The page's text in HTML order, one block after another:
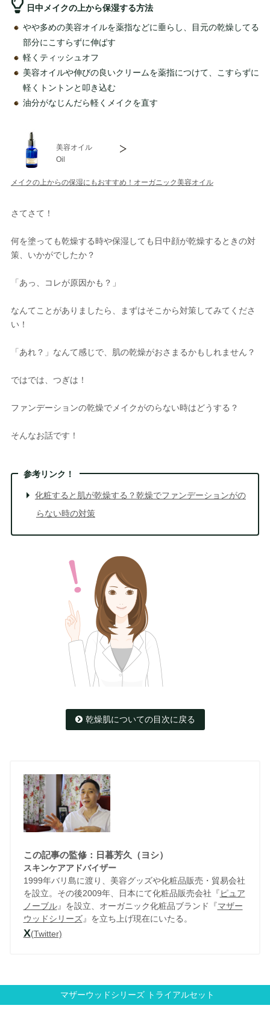
日中メイクの上から保湿する方法
やや多めの美容オイルを薬指などに垂らし、目元の乾燥してる
部分にこすらずに伸ばす
軽くティッシュオフ
美容オイルや伸びの良いクリームを薬指につけて、こすらずに
軽くトントンと叩き込む
油分がなじんだら軽くメイクを直す
美容オイル
Oil
メイクの上からの保湿にもおすすめ！オーガニック美容オイル
さてさて！
何を塗っても乾燥する時や保湿しても日中顔が乾燥するときの対
策、いかがでしたか？
「あっ、コレが原因かも？」
なんてことがありましたら、まずはそこから対策してみてくださ
い！
「あれ？」なんて感じで、肌の乾燥がおさまるかもしれません？
ではでは、つぎは！
ファンデーションの乾燥でメイクがのらない時はどうする？
そんなお話です！
参考リンク！
化粧すると肌が乾燥する？乾燥でファンデーションがの
らない時の対策
乾燥肌についての目次に戻る
この記事の監修：日暮芳久（ヨシ）
スキンケアアドバイザー
1999年バリ島に渡り、美容グッズや化粧品販売・貿易会社
を設立。その後2009年、日本にて化粧品販売会社『ピュア
ノーブル』を設立、オーガニック化粧品ブランド『マザー
ウッドシリーズ』を立ち上げ現在にいたる。
X(Twitter)
マザーウッドシリーズ トライアルセット